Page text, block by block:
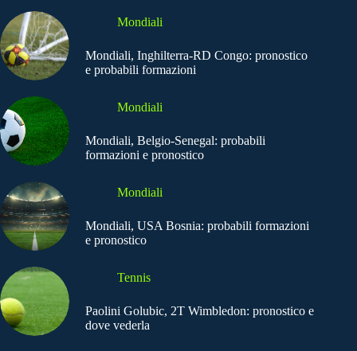
Mondiali
Mondiali, Inghilterra-RD Congo: pronostico
e probabili formazioni
Mondiali
Mondiali, Belgio-Senegal: probabili
formazioni e pronostico
Mondiali
Mondiali, USA Bosnia: probabili formazioni
e pronostico
Tennis
Paolini Golubic, 2T Wimbledon: pronostico e
dove vederla